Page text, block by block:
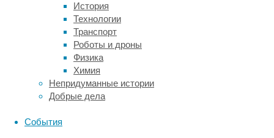
История
Технологии
Транспорт
Роботы и дроны
Физика
Химия
Непридуманные истории
Добрые дела
События
Великобритании
были
вместе
девяти
до
лет.